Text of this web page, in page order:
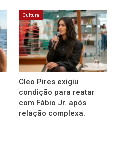
Cultura
Cleo Pires exigiu
condição para reatar
com Fábio Jr. após
relação complexa.